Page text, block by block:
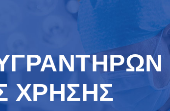
ΧΡΗΣΗΣ